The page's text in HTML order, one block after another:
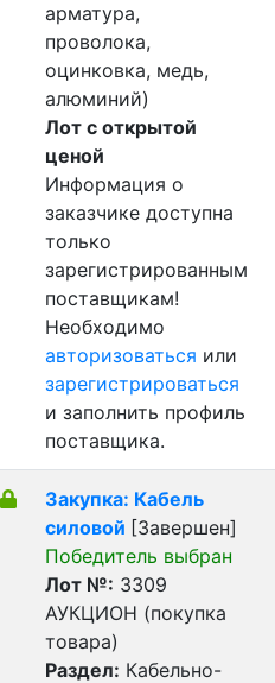
арматура,
проволока,
оцинковка, медь,
алюминий)
Лот с открытой
ценой
Информация о
заказчике доступна
только
зарегистрированным
поставщикам!
Необходимо
авторизоваться или
зарегистрироваться
и заполнить профиль
поставщика.
Закупка: Кабель
силовой [Завершен]
Победитель выбран
Лот №: 3309
АУКЦИОН (покупка
товара)
Раздел: Кабельно-